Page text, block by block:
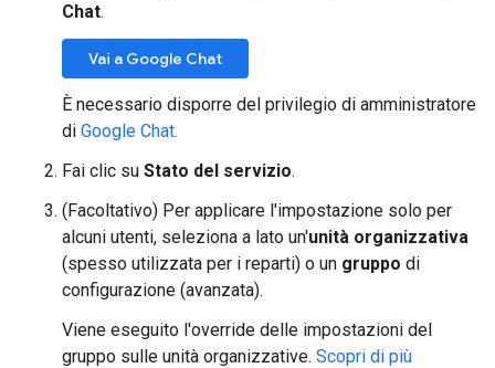
Chat.
Vai a Google Chat
È necessario disporre del privilegio di amministratore
di Google Chat.
Fai clic su Stato del servizio.
(Facoltativo) Per applicare l'impostazione solo per
alcuni utenti, seleziona a lato un'unità organizzativa
(spesso utilizzata per i reparti) o un gruppo di
configurazione (avanzata).
Viene eseguito l'override delle impostazioni del
gruppo sulle unità organizzative. Scopri di più